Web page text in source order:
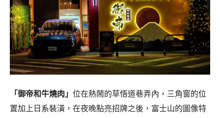
「御帝和牛燒肉」 位在熱鬧的草悟道巷弄內，三角窗的位
置加上日系裝潢，在夜晚點亮招牌之後，富士山的圖像特